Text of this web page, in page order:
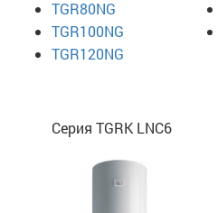
TGR80NG
TGR100NG
TGR120NG
Серия TGRK LNC6